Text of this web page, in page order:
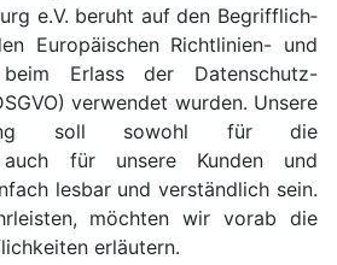
e.V. beruht auf den Begriff­lich­
Europä­ischen Richtlinien- und
beim Erlass der Daten­schutz-
verwendet wurden. Unsere
soll sowohl für die
für unsere Kunden und
lesbar und verständlich sein.
möchten wir vorab die
erläutern.